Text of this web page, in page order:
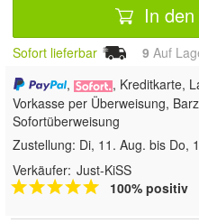
In
Sofort lieferbar 9 Auf
,
, Kreditkarte,
Vorkasse per Überweisung,
Sofortüberweisung
Zustellung: Di, 11. Aug. bis Do,
Verkäufer: Just-KiSS
100% positiv